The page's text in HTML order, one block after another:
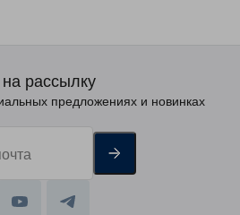
рассылку
предложениях и новинках